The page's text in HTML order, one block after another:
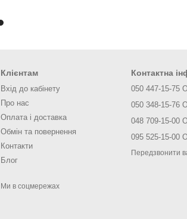
Клієнтам
Вхід до кабінету
Про нас
Оплата і доставка
Обмін та повернення
Контакти
Блог
Ми в соцмережах
Контактна
050 447-15-75
050 348-15-76
048 709-15-00
095 525-15-00
Передзвонити